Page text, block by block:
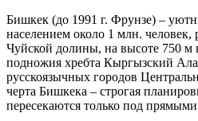
Бишкек (до 1991 г. Фрунзе) –
населением около 1 млн.
Чуйской долины, на высоте 750 м
подножия хребта Кыргызский
русскоязычных городов
черта Бишкека – строгая
пересекаются только под